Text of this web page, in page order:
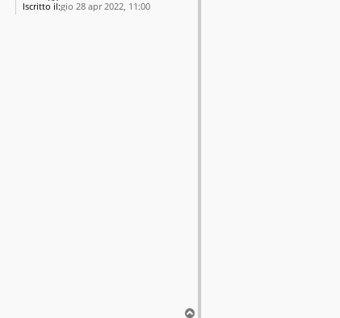
Iscritto il:gio 28 apr 2022, 11:00